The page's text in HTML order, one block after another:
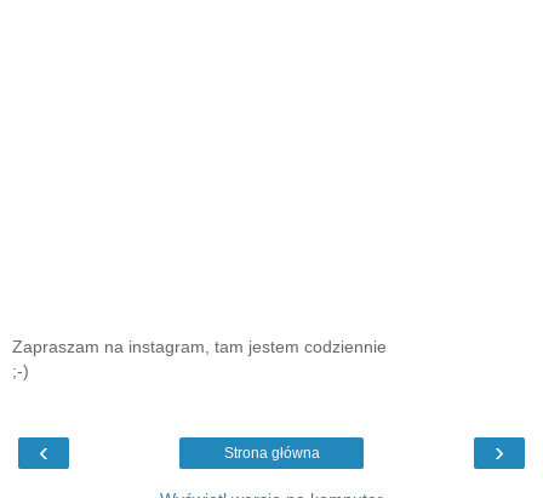
Zapraszam na instagram, tam jestem codziennie
;-)
‹ ›
Strona główna